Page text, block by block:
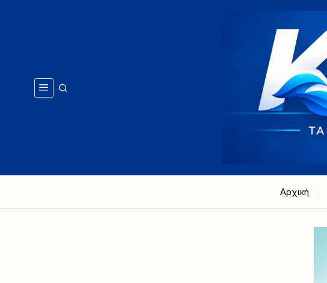
Αρχική